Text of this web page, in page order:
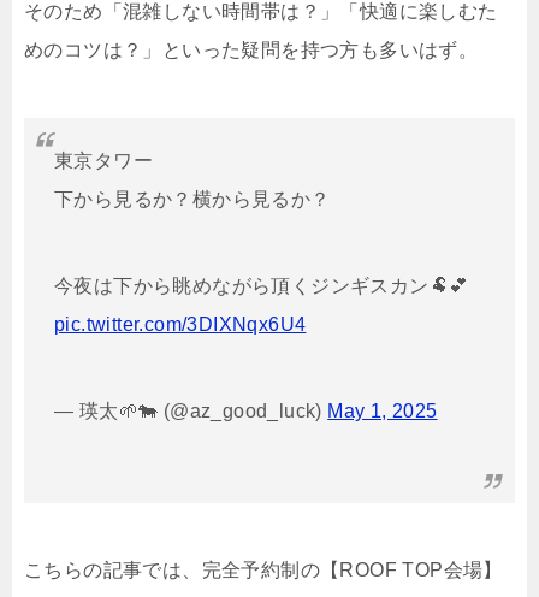
そのため「混雑しない時間帯は？」「快適に楽しむた
めのコツは？」といった疑問を持つ方も多いはず。
東京タワー
下から見るか？横から見るか？
今夜は下から眺めながら頂くジンギスカン🐏💕
pic.twitter.com/3DIXNqx6U4
— 瑛太🌱🐄 (@az_good_luck) May 1, 2025
こちらの記事では、完全予約制の【ROOF TOP会場】